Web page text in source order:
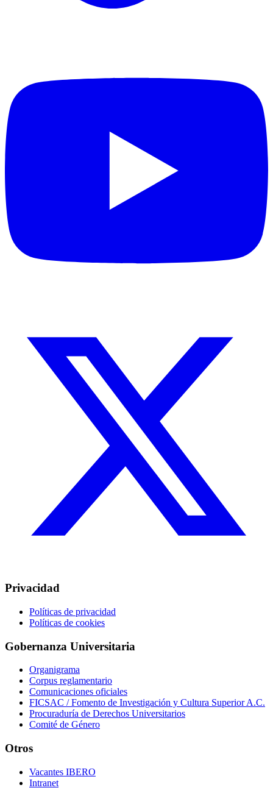
Privacidad
Políticas de privacidad
Políticas de cookies
Gobernanza Universitaria
Organigrama
Corpus reglamentario
Comunicaciones oficiales
FICSAC / Fomento de Investigación y Cultura Superior A.C.
Procuraduría de Derechos Universitarios
Comité de Género
Otros
Vacantes IBERO
Intranet